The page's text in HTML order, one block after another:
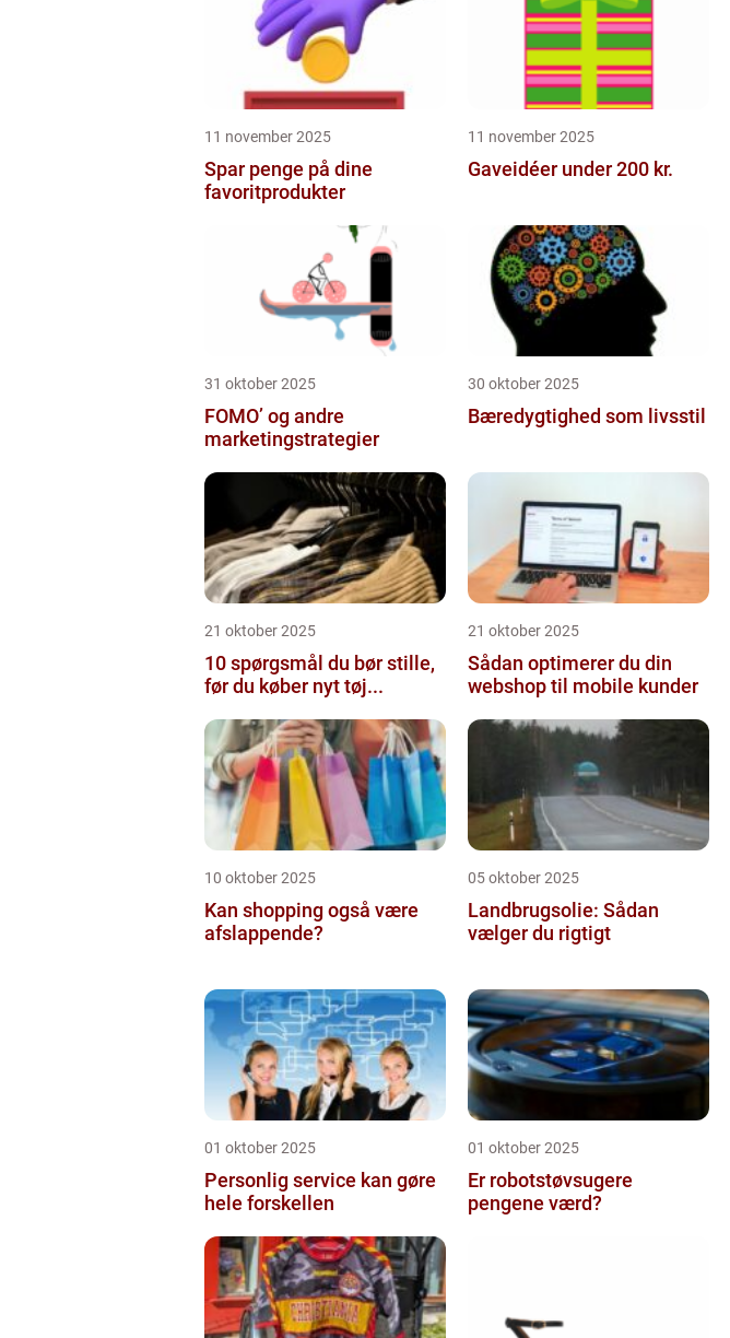
11 november 2025
Spar penge på dine
favoritprodukter
11 november 2025
Gaveidéer under 200 kr.
31 oktober 2025
FOMO’ og andre
marketingstrategier
30 oktober 2025
Bæredygtighed som livsstil
21 oktober 2025
10 spørgsmål du bør stille,
før du køber nyt tøj...
21 oktober 2025
Sådan optimerer du din
webshop til mobile kunder
10 oktober 2025
Kan shopping også være
afslappende?
05 oktober 2025
Landbrugsolie: Sådan
vælger du rigtigt
01 oktober 2025
Personlig service kan gøre
hele forskellen
01 oktober 2025
Er robotstøvsugere
pengene værd?